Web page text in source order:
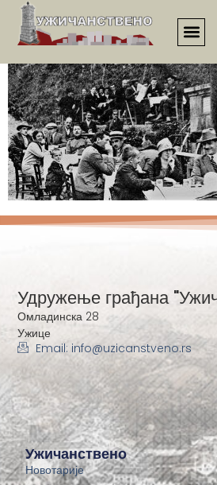
1260
Ужичанствено
Новотарије
Удружење грађана
Омладинска 28
Ужице
Email: info@uzicanstveno.rs